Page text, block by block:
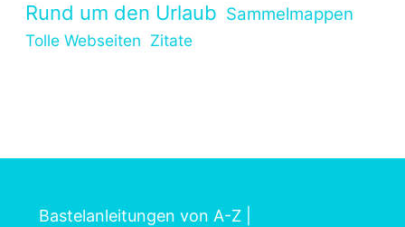
Rund um den Urlaub Sammelmappen
Tolle Webseiten Zitate
Bastelanleitungen von A-Z